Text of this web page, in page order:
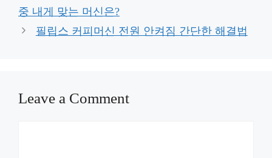
중 내게 맞는 머신은?
필립스 커피머신 전원 안켜짐 간단한 해결법
Leave a Comment